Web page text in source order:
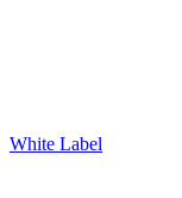
White Label